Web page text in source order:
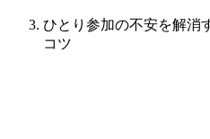
ひとり参加の不安を解消
コツ